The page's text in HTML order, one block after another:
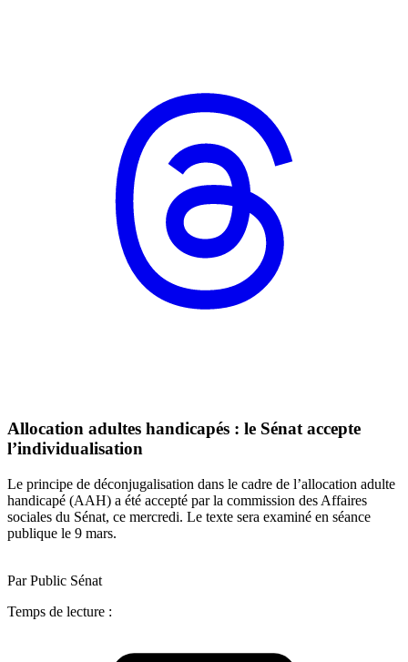
Allocation adultes handicapés : le Sénat accepte
l’individualisation
Le principe de déconjugalisation dans le cadre de l’allocation adulte
handicapé (AAH) a été accepté par la commission des Affaires
sociales du Sénat, ce mercredi. Le texte sera examiné en séance
publique le 9 mars.
Par Public Sénat
Temps de lecture :